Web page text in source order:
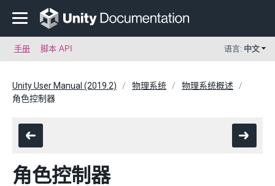
手册 脚本 API 语言: 中文
Unity User Manual (2019.2) 物理系统
物理系统概述
角色控制器
角色控制器